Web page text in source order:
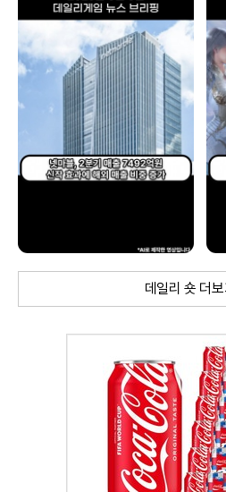
데일리 숏 더보